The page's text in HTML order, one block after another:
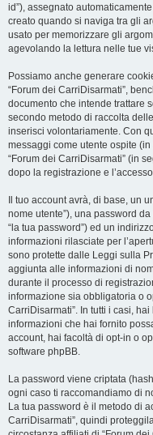
id”), assegnato
creato quando si naviga tra gli
usato per memorizzare gli
agevolando la lettura nelle tue
Possiamo anche generare
“Forum dei CarriDisarmati”,
documento che intende trattare
secondo metodo di raccolta
inserisci volontariamente. Con
messaggi come utente ospite
“Forum dei CarriDisarmati” (in
dopo la registrazione e
Il tuo account avrà, di base, un
nome utente”), una password
“la tua password”) ed un
informazioni rilasciate per
sono protette dalle Leggi sulla
aggiunta alle informazioni di
durante il processo di
informazione sia obbligatoria o
CarriDisarmati”. In tutti i casi,
informazioni che hai fornito
account, hai facoltà di opt-in o
software phpBB.
La password viene criptata
ogni caso ti raccomandiamo di
La tua password è il metodo di
CarriDisarmati”, quindi